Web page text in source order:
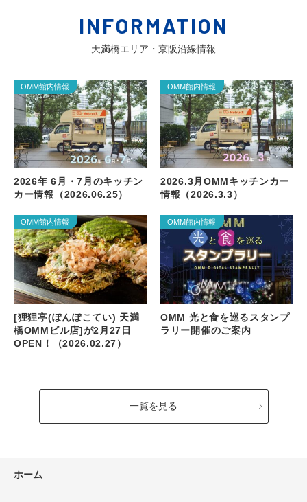
INFORMATION
天満橋エリア・京阪沿線情報
OMM館内情報
2026年 6月・7月のキッチン
カー情報（2026.06.25）
OMM館内情報
2026.3月OMMキッチンカー
情報（2026.3.3）
OMM館内情報
[狸狸亭(ぽんぽこてい) 天満
橋OMMビル店]が2月27日
OPEN！（2026.02.27）
OMM館内情報
OMM 光と食を巡るスタンプ
ラリー開催のご案内
一覧を見る
ホーム